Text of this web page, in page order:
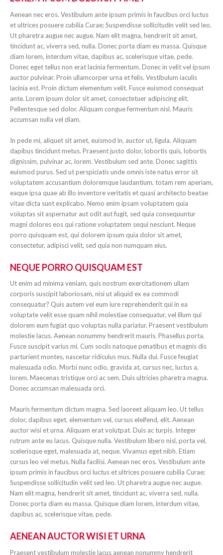
Aenean nec eros. Vestibulum ante ipsum primis in faucibus orci luctus
et ultrices posuere cubilia Curae; Suspendisse sollicitudin velit sed leo.
Ut pharetra augue nec augue. Nam elit magna, hendrerit sit amet,
tincidunt ac, viverra sed, nulla. Donec porta diam eu massa. Quisque
diam lorem, interdum vitae, dapibus ac, scelerisque vitae, pede.
Donec eget tellus non erat lacinia fermentum. Donec in velit vel ipsum
auctor pulvinar. Proin ullamcorper urna et felis. Vestibulum iaculis
lacinia est. Proin dictum elementum velit. Fusce euismod consequat
ante. Lorem ipsum dolor sit amet, consectetuer adipiscing elit.
Pellentesque sed dolor. Aliquam congue fermentum nisl. Mauris
accumsan nulla vel diam.
In pede mi, aliquet sit amet, euismod in, auctor ut, ligula. Aliquam
dapibus tincidunt metus. Praesent justo dolor, lobortis quis, lobortis
dignissim, pulvinar ac, lorem. Vestibulum sed ante. Donec sagittis
euismod purus. Sed ut perspiciatis unde omnis iste natus error sit
voluptatem accusantium doloremque laudantium, totam rem aperiam,
eaque ipsa quae ab illo inventore veritatis et quasi architecto beatae
vitae dicta sunt explicabo. Nemo enim ipsam voluptatem quia
voluptas sit aspernatur aut odit aut fugit, sed quia consequuntur
magni dolores eos qui ratione voluptatem sequi nesciunt. Neque
porro quisquam est, qui dolorem ipsum quia dolor sit amet,
consectetur, adipisci velit, sed quia non numquam eius.
NEQUE PORRO QUISQUAM EST
Ut enim ad minima veniam, quis nostrum exercitationem ullam
corporis suscipit laboriosam, nisi ut aliquid ex ea commodi
consequatur? Quis autem vel eum iure reprehenderit qui in ea
voluptate velit esse quam nihil molestiae consequatur, vel illum qui
dolorem eum fugiat quo voluptas nulla pariatur. Praesent vestibulum
molestie lacus. Aenean nonummy hendrerit mauris. Phasellus porta.
Fusce suscipit varius mi. Cum sociis natoque penatibus et magnis dis
parturient montes, nascetur ridiculus mus. Nulla dui. Fusce feugiat
malesuada odio. Morbi nunc odio, gravida at, cursus nec, luctus a,
lorem. Maecenas tristique orci ac sem. Duis ultricies pharetra magna.
Donec accumsan malesuada orci.
Mauris fermentum dictum magna. Sed laoreet aliquam leo. Ut tellus
dolor, dapibus eget, elementum vel, cursus eleifend, elit. Aenean
auctor wisi et urna. Aliquam erat volutpat. Duis ac turpis. Integer
rutrum ante eu lacus. Quisque nulla. Vestibulum libero nisl, porta vel,
scelerisque eget, malesuada at, neque. Vivamus eget nibh. Etiam
cursus leo vel metus. Nulla facilisi. Aenean nec eros. Vestibulum ante
ipsum primis in faucibus orci luctus et ultrices posuere cubilia Curae;
Suspendisse sollicitudin velit sed leo. Ut pharetra augue nec augue.
Nam elit magna, hendrerit sit amet, tincidunt ac, viverra sed, nulla.
Donec porta diam eu massa. Quisque diam lorem, interdum vitae,
dapibus ac, scelerisque vitae, pede.
AENEAN AUCTOR WISI ET URNA
Praesent vestibulum molestie lacus aenean nonummy hendrerit